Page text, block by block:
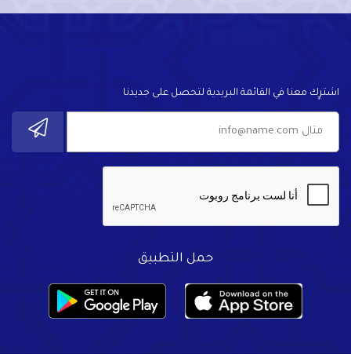
اشترٍك معنا في القائمة البريدية لتحصل على جديدنا
حمل التطبيق